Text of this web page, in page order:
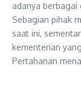
adanya
Sebagian pihak
saat ini,
kementerian
Pertahanan